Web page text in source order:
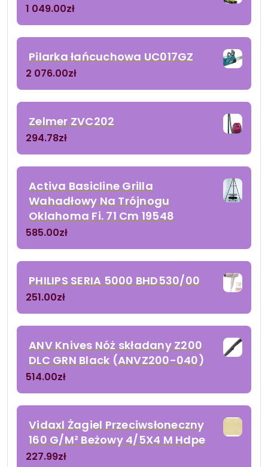
1 049.00zł
Pilarka łańcuchowa UC017GZ
2 076.00zł
Zelmer ZVC202
294.78zł
Activa Basicline Grilla
Wahadłowy Na Trójnogu
Oklahoma Fi. 71 Cm 19548
585.00zł
PHILIPS SERIA 5000 BHD530/00
251.00zł
ANV Knives Nóż składany Z200
DLC GRN Black (ANVZ200-040)
514.00zł
Vidaxl Żagiel Przeciwsłoneczny
160 G/M² Beżowy 4/5X4 M Hdpe
227.99zł